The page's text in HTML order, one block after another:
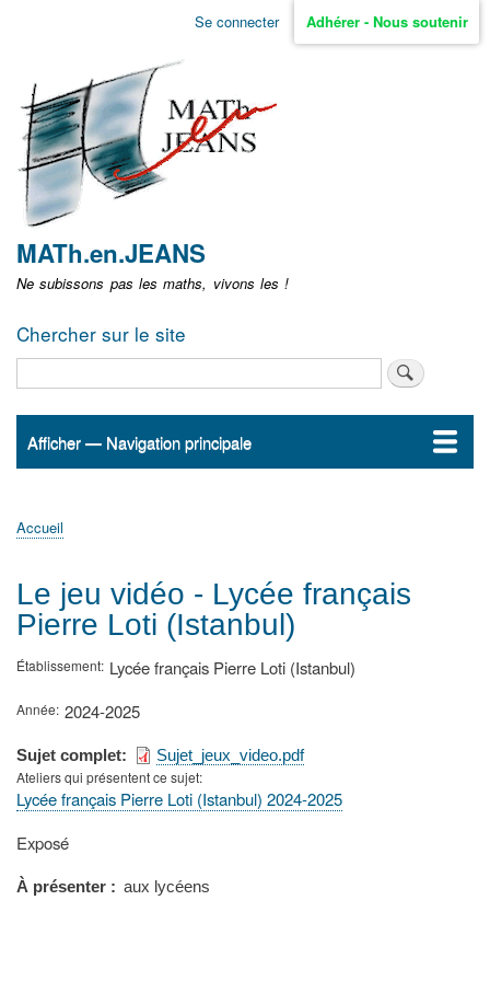
Aller
non
identifié
Se connecter Adhérer - Nous soutenir
MATh.en.JEANS
Ne subissons pas les maths, vivons les !
Chercher sur le site
Navigation
Afficher — Navigation principale
Accueil
ActualitésMATh.en.JEANS ?
Régions et Ateliers
Créer, gérer un atelier
Sujets/Publications
Congrès
d'Ariane
Accueil
Le jeu vidéo - Lycée français
Pierre Loti (Istanbul)
Établissement Lycée français Pierre Loti (Istanbul)
Année 2024-2025
Sujet complet
Sujet_jeux_video.pdf
Ateliers qui présentent ce sujet
Lycée français Pierre Loti (Istanbul) 2024-2025
Type
présentation
Exposé
À présenter aux lycéens